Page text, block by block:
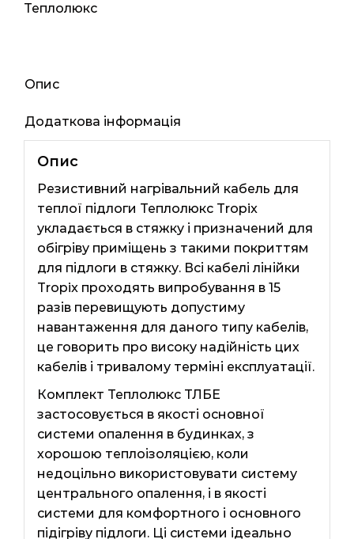
Теплолюкс
Опис
Додаткова інформація
Опис
Резистивний нагрівальний кабель для
теплої підлоги Теплолюкс Tropix
укладається в стяжку і призначений для
обігріву приміщень з такими покриттям
для підлоги в стяжку. Всі кабелі лінійки
Tropix проходять випробування в 15
разів перевищують допустиму
навантаження для даного типу кабелів,
це говорить про високу надійність цих
кабелів і тривалому терміні експлуатації.
Комплект Теплолюкс ТЛБЕ
застосовується в якості основної
системи опалення в будинках, з
хорошою теплоізоляцією, коли
недоцільно використовувати систему
центрального опалення, і в якості
системи для комфортного і основного
підігріву підлоги. Ці системи ідеально